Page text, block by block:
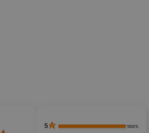
5 100%